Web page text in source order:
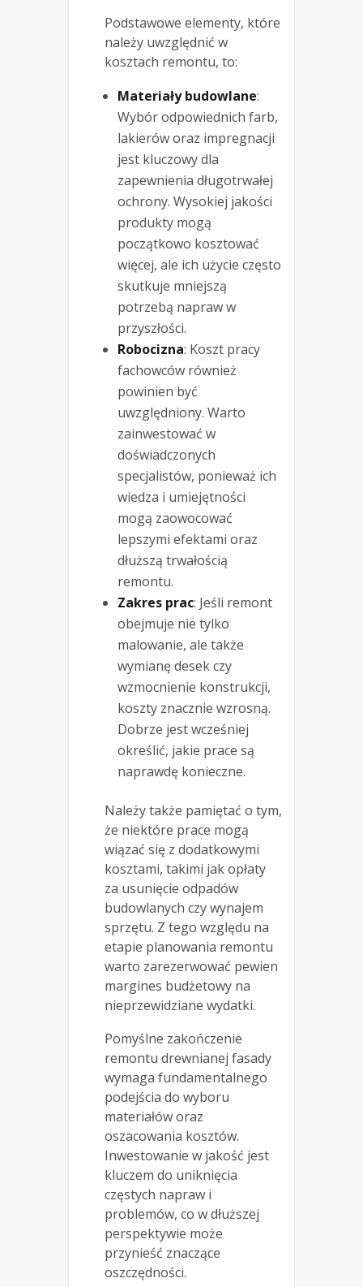
Podstawowe elementy, które
należy uwzględnić w
kosztach remontu, to:
Materiały budowlane:
Wybór odpowiednich farb,
lakierów oraz impregnacji
jest kluczowy dla
zapewnienia długotrwałej
ochrony. Wysokiej jakości
produkty mogą
początkowo kosztować
więcej, ale ich użycie często
skutkuje mniejszą
potrzebą napraw w
przyszłości.
Robocizna: Koszt pracy
fachowców również
powinien być
uwzględniony. Warto
zainwestować w
doświadczonych
specjalistów, ponieważ ich
wiedza i umiejętności
mogą zaowocować
lepszymi efektami oraz
dłuższą trwałością
remontu.
Zakres prac: Jeśli remont
obejmuje nie tylko
malowanie, ale także
wymianę desek czy
wzmocnienie konstrukcji,
koszty znacznie wzrosną.
Dobrze jest wcześniej
określić, jakie prace są
naprawdę konieczne.
Należy także pamiętać o tym,
że niektóre prace mogą
wiązać się z dodatkowymi
kosztami, takimi jak opłaty
za usunięcie odpadów
budowlanych czy wynajem
sprzętu. Z tego względu na
etapie planowania remontu
warto zarezerwować pewien
margines budżetowy na
nieprzewidziane wydatki.
Pomyślne zakończenie
remontu drewnianej fasady
wymaga fundamentalnego
podejścia do wyboru
materiałów oraz
oszacowania kosztów.
Inwestowanie w jakość jest
kluczem do uniknięcia
częstych napraw i
problemów, co w dłuższej
perspektywie może
przynieść znaczące
oszczędności.